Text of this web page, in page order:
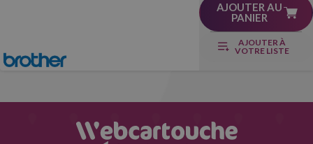
AJOUTER AU
PANIER
AJOUTER À
VOTRE LISTE